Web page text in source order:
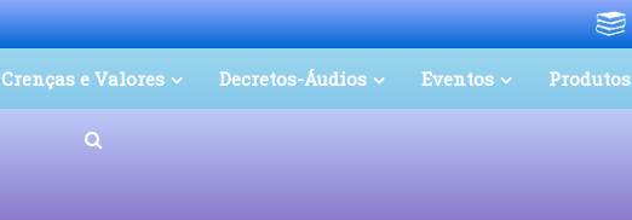
Crenças e Valores Decretos-Áudios Eventos Produtos